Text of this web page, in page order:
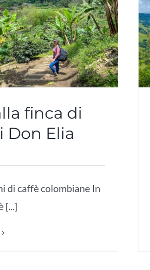
finca di
Don Elia
di caffè colombiane In
[...]